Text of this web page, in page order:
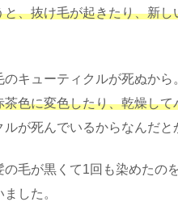
、抜け毛が起きたり、新
キューティクルが死ぬから
色に変色したり、乾燥して
が死んでいるからなんだと
毛が黒くて1回も染めたの
した。